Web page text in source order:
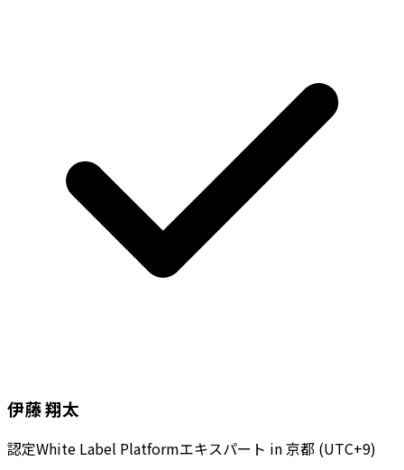
伊藤 翔太
認定White Label Platformエキスパート in京都 (UTC+9)